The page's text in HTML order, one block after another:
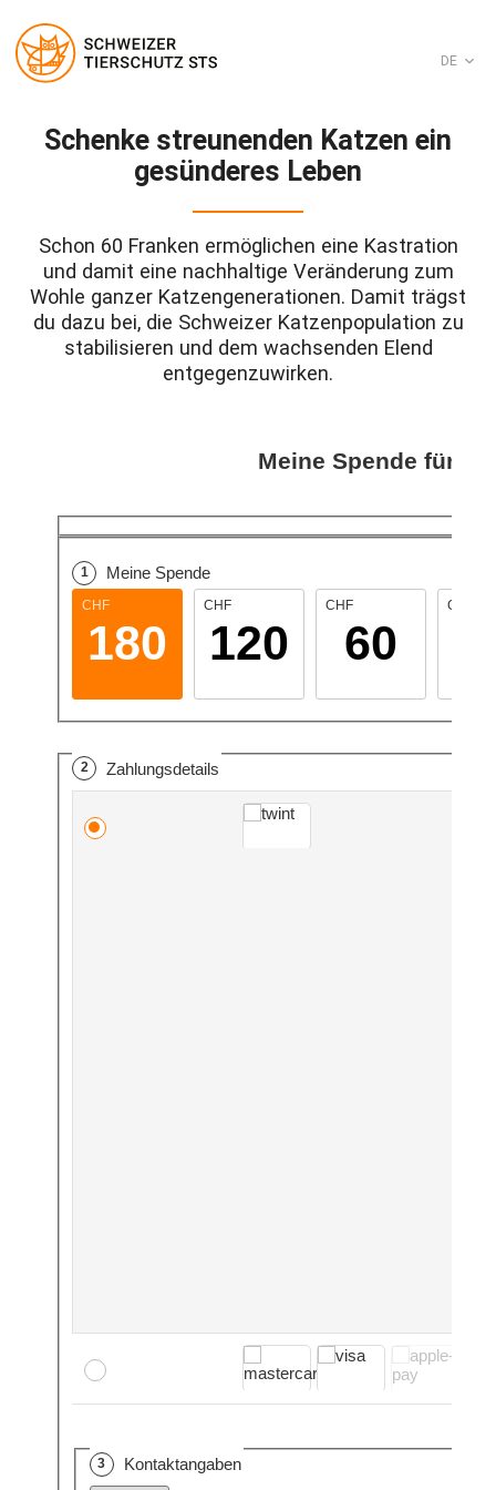
Inhalt
springen
DE
Schenke streunenden Katzen ein
gesünderes Leben
Schon 60 Franken ermöglichen eine Kastration
und damit eine nachhaltige Veränderung zum
Wohle ganzer Katzengenerationen. Damit trägst
du dazu bei, die Schweizer Katzenpopulation zu
stabilisieren und dem wachsenden Elend
entgegenzuwirken.